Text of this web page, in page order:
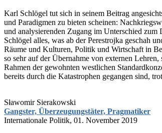
Karl Schlögel tut sich in seinem Beitrag
und Paradigmen zu bieten scheinen:
und analysierenden Zugang im Unterschied zum
Schlögel alles, was ab der Perestrojka geschah
Räume und Kulturen, Politik und Wirtschaft in
so sehr auf der Übernahme von externen
Rahmen der gewohnten westlichen
bereits durch die Katastrophen gegangen sind,
Sławomir Sierakowski
Gangster, Überzeugungstäter, Pragmatiker
Internationale Politik, 01. November 2019